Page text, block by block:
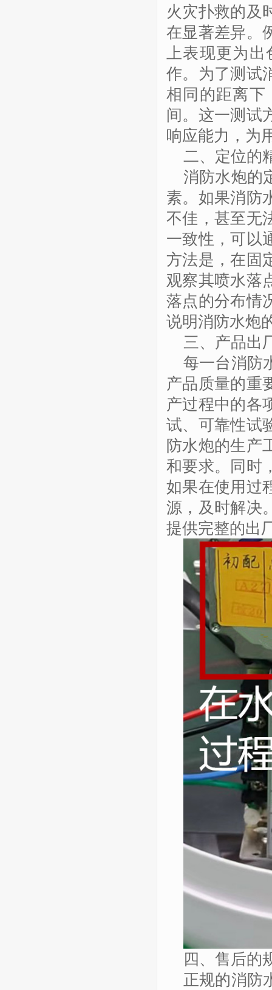
火灾扑救的及
在显著差异。
上表现更为
作。为了测试
相同的距离下
间。这一测试
响应能力，为
二、定位的
消防水炮的
素。如果消防
不佳，甚至无
一致性，可以
方法是，在固
观察其喷水落
落点的分布情
说明消防水炮
三、产品出
每一台消防
产品质量的重
产过程中的各
试、可靠性试
防水炮的生产
和要求。同时
如果在使用过
源，及时解决
提供完整的出
四、售后的
正规的消防